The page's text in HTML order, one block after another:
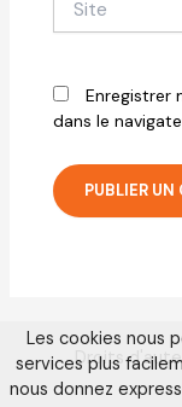
Enregistrer
dans le
Droits
Les cookies nous
services plus
nous donnez